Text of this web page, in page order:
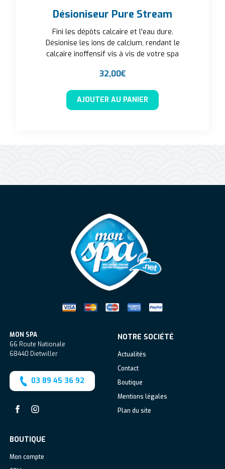
Désioniseur Pure Stream
Fini les dépôts calcaire et l'eau dure.
Désionise les ions de calcium, rendant le
calcaire inoffensif vis à vis de votre spa
32,00€
AJOUTER AU PANIER
MON SPA
66 Route Nationale
68440 Dietwiller
03 89 45 36 92
NOTRE SOCIÉTÉ
Actualités
Contact
Boutique
Mentions légales
Plan du site
BOUTIQUE
Mon compte